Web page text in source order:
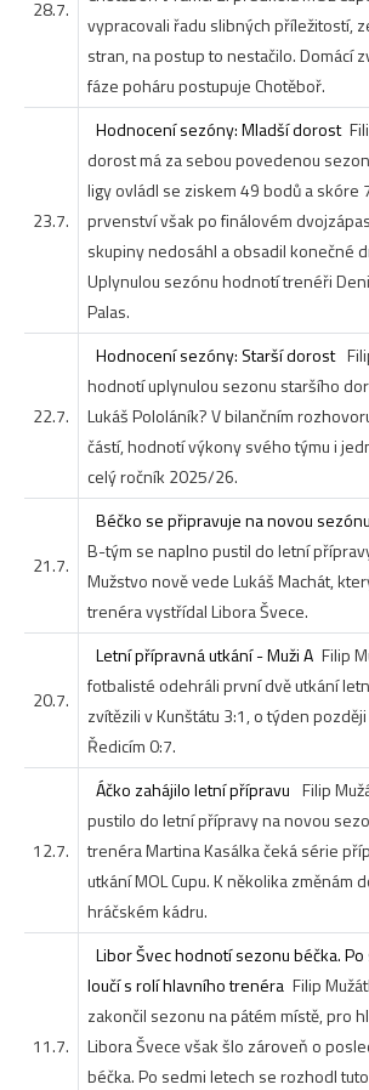
28.7.
vypracovali řadu slibných příležitostí,
stran, na postup to nestačilo. Domácí
fáze poháru postupuje Chotěboř.
23.7.
Hodnocení sezóny: Mladší dorost
dorost má za sebou povedenou
ligy ovládl se ziskem 49 bodů a skóre
prvenství však po finálovém
skupiny nedosáhl a obsadil konečné
Uplynulou sezónu hodnotí trenéři
Palas.
22.7.
Hodnocení sezóny: Starší dorost
hodnotí uplynulou sezonu staršího
Lukáš Pololáník? V bilančním
částí, hodnotí výkony svého týmu i
celý ročník 2025/26.
21.7.
Béčko se připravuje na novou sezónu
B-tým se naplno pustil do letní
Mužstvo nově vede Lukáš Machát,
trenéra vystřídal Libora Švece.
20.7.
Letní přípravná utkání - Muži A Filip
fotbalisté odehráli první dvě utkání
zvítězili v Kunštátu 3:1, o týden
Ředicím 0:7.
12.7.
Áčko zahájilo letní přípravu Filip
pustilo do letní přípravy na novou
trenéra Martina Kasálka čeká série
utkání MOL Cupu. K několika změnám
hráčském kádru.
11.7.
Libor Švec hodnotí sezonu béčka.
loučí s rolí hlavního trenéra Filip
zakončil sezonu na pátém místě, pro
Libora Švece však šlo zároveň o
béčka. Po sedmi letech se rozhodl